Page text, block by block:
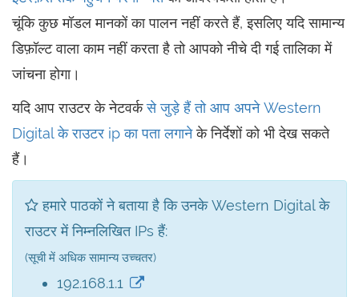
चूंकि कुछ मॉडल मानकों का पालन नहीं करते हैं, इसलिए यदि सामान्य
डिफ़ॉल्ट वाला काम नहीं करता है तो आपको नीचे दी गई तालिका में
जांचना होगा।
यदि आप राउटर के नेटवर्कसे जुड़े हैं तो आप अपने Western
Digital के राउटर ip का पता लगानेके निर्देशों को भी देख सकते
हैं।
हमारे पाठकों ने बताया है कि उनके Western Digital के
राउटर में निम्नलिखित IPs हैं:
(सूची में अधिक सामान्य उच्चतर)
192.168.1.1